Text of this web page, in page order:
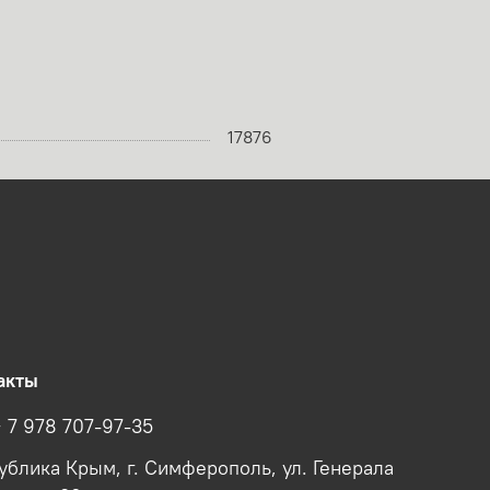
17876
7 978 707-97-35
Крым, г. Симферополь, ул. Генерала